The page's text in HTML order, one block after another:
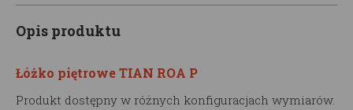
Opis produktu
Łóżko piętrowe TIAN ROA P
Produkt dostępny w różnych konfiguracjach wymiarów.